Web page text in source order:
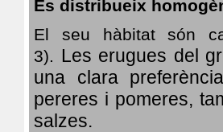
Es distribueix
El seu hàbitat són
3). Les erugues del
una clara
pereres i pomeres,
salzes.